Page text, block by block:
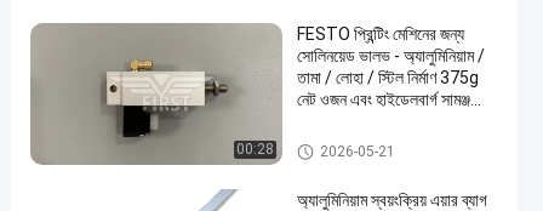
00:28
FESTO প্রিন্টিং মেশিনের জন্য
সোলিনয়েড ভালভ - অ্যালুমিনিয়াম /
তামা / লোহা / স্টিল নির্মাণ 375g
নেট ওজন এবং হাইডেলবার্গ সামঞ্জস্যের
অফসেট মেশিন খুচরা যন্ত্রাংশ
2026-05-21
অ্যালুমিনিয়াম স্বয়ংক্রিয় এয়ার ব্যাগ